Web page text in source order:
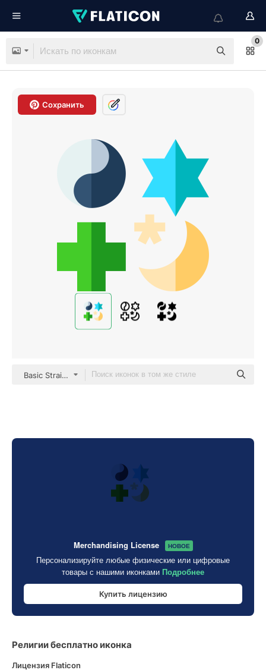
0
Сохранить
Basic Straight Flat
Merchandising License НОВОЕ
Персонализируйте любые физические или цифровые
товары с нашими иконками Подробнее
Купить лицензию
Религии бесплатно иконка
Лицензия Flaticon